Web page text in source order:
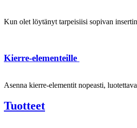
Kun olet löytänyt tarpeisiisi sopivan
Kierre-elementeille
Asenna kierre-elementit nopeasti,
Tuotteet